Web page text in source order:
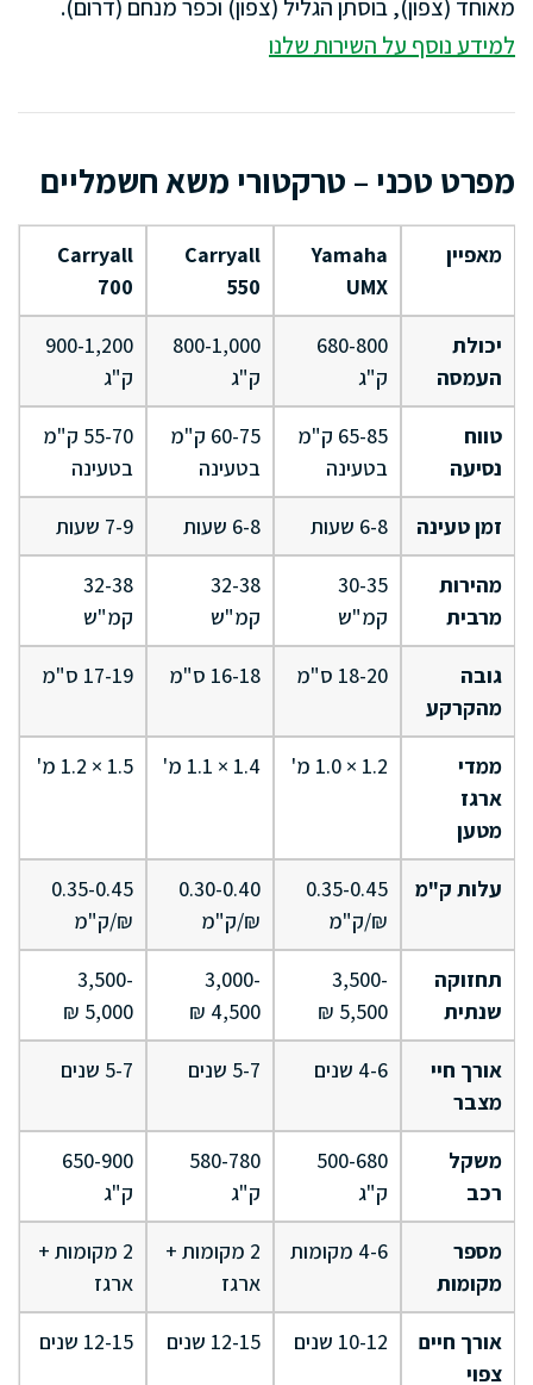
מאוחד (צפון), בוסתן הגליל (צפון) וכפר מנחם (דרום).
למידע נוסף על השירות שלנו
מפרט טכני – טרקטורי משא חשמליים
מאפיין
Yamaha
UMX
Carryall
550
Carryall
700
יכולת
העמסה
680-800
ק"ג
800-1,000
ק"ג
900-1,200
ק"ג
טווח
נסיעה
65-85 ק"מ
בטעינה
60-75 ק"מ
בטעינה
55-70 ק"מ
בטעינה
זמן טעינה 6-8 שעות 6-8 שעות 7-9 שעות
מהירות
מרבית
30-35
קמ"ש
32-38
קמ"ש
32-38
קמ"ש
גובה
מהקרקע
18-20 ס"מ 16-18 ס"מ 17-19 ס"מ
ממדי
ארגז
מטען
1.2 × 1.0 מ' 1.4 × 1.1 מ' 1.5 × 1.2 מ'
עלות ק"מ
0.35-0.45
₪/ק"מ
0.30-0.40
₪/ק"מ
0.35-0.45
₪/ק"מ
תחזוקה
שנתית
3,500-
5,500 ₪
3,000-
4,500 ₪
3,500-
5,000 ₪
אורך חיי
מצבר
4-6 שנים 5-7 שנים 5-7 שנים
משקל
רכב
500-680
ק"ג
580-780
ק"ג
650-900
ק"ג
מספר
מקומות
4-6 מקומות
2 מקומות +
ארגז
2 מקומות +
ארגז
אורך חיים
צפוי
10-12 שנים 12-15 שנים 12-15 שנים